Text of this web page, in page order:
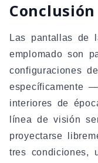
Conclusión
Las pantallas de
emplomado son
configuraciones
específicamente
interiores de
línea de visión
proyectarse
tres condiciones,